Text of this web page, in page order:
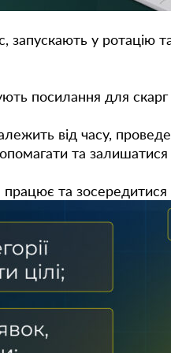
запускають у
посилання для
від часу,
та
та